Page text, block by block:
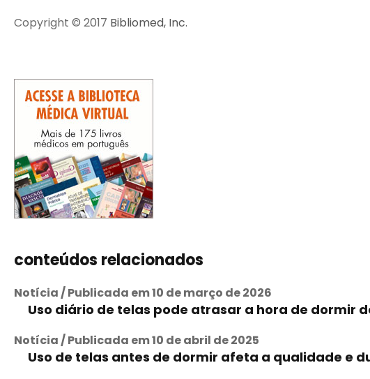
Copyright © 2017 Bibliomed, Inc.
conteúdos relacionados
Notícia / Publicada em 10 de março de 2026
Uso diário de telas pode atrasar a hora de dormir
Notícia / Publicada em 10 de abril de 2025
Uso de telas antes de dormir afeta a qualidade e